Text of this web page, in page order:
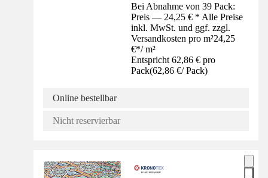
Bei Abnahme von 39 Pack:
Preis — 24,25 € * Alle Preise
inkl. MwSt. und ggf. zzgl.
Versandkosten pro m²24,25
€*/ m²
Entspricht 62,86 € pro
Pack(62,86 €/ Pack)
Online bestellbar
Nicht reservierbar